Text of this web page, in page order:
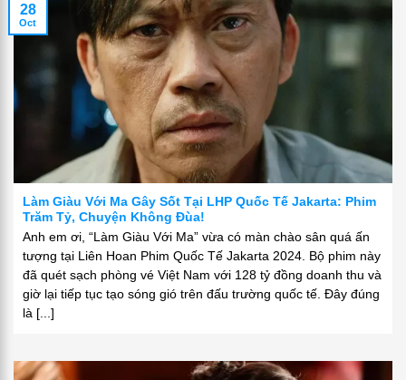
Làm Giàu Với Ma Gây Sốt Tại LHP Quốc Tế Jakarta: Phim
Trăm Tỷ, Chuyện Không Đùa!
Anh em ơi, “Làm Giàu Với Ma” vừa có màn chào sân quá ấn
tượng tại Liên Hoan Phim Quốc Tế Jakarta 2024. Bộ phim này
đã quét sạch phòng vé Việt Nam với 128 tỷ đồng doanh thu và
giờ lại tiếp tục tạo sóng gió trên đấu trường quốc tế. Đây đúng
là [...]
28
Oct